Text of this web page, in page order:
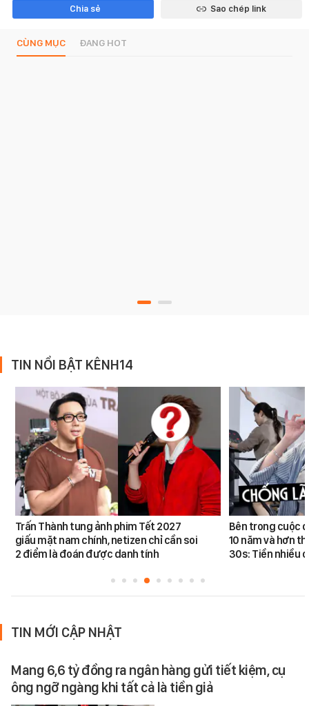
Chia sẻ Sao chép link
CÙNG MỤC ĐANG HOT
TIN NỔI BẬT KÊNH14
Trấn Thành tung ảnh phim Tết 2027
giấu mặt nam chính, netizen chỉ cần soi
2 điểm là đoán được danh tính
Bên trong cuộc
10 năm và hơn
30s: Tiền nhiều
TIN MỚI CẬP NHẬT
Mang 6,6 tỷ đồng ra ngân hàng gửi tiết kiệm, cụ
ông ngỡ ngàng khi tất cả là tiền giả